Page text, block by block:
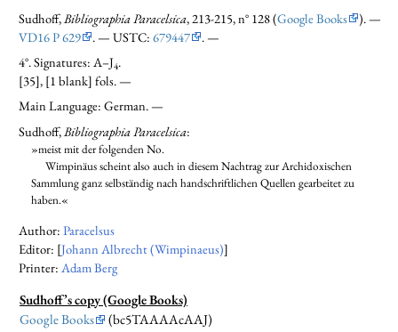
Sudhoff, Bibliographia Paracelsica, 213-215, n° 128 (Google Books
). —
VD16 P 629
. — USTC:679447
. —
4°. Signatures: A–J4.
[35], [1 blank] fols. —
Main Language: German. —
Sudhoff, Bibliographia Paracelsica:
»meist mit der folgenden No.
Wimpinäus scheint also auch in diesem Nachtrag zur Archidoxischen
Sammlung ganz selbständig nach handschriftlichen Quellen gearbeitet zu
haben.«
Author:Paracelsus
Editor: [Johann Albrecht (Wimpinaeus)]
Printer:Adam Berg
Sudhoff’s copy (Google Books)
Google Books
(bc5TAAAAcAAJ)